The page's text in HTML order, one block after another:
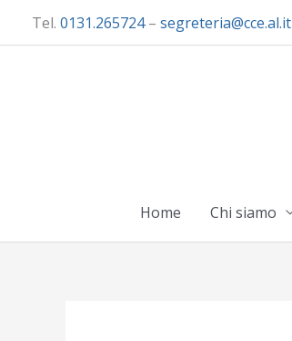
Tel. 0131.265724– segreteria@cce.al.it
Home Chi siamo